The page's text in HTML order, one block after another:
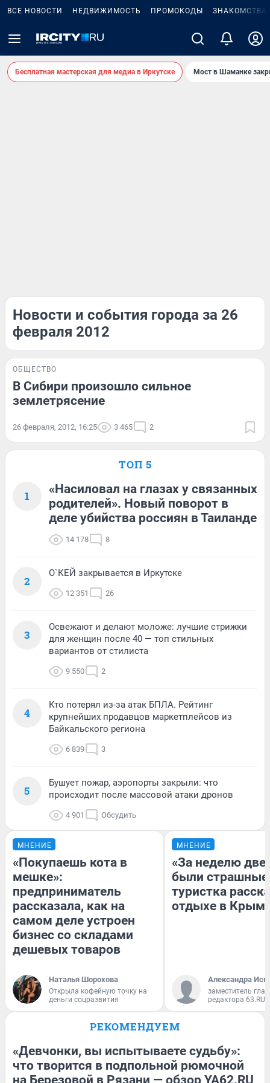
ВСЕ НОВОСТИ НЕДВИЖИМОСТЬ ПРОМОКОДЫ ЗНАКОМСТВА
Бесплатная мастерская для медиа в Иркутске Мост в Шаманке
Новости и события города за 26
февраля 2012
ОБЩЕСТВО
В Сибири произошло сильное
землетрясение
26 февраля, 2012, 16:25 3 465 2
ТОП 5
1
«Насиловал на глазах у связанных
родителей». Новый поворот в
деле убийства россиян в Таиланде
14 178 8
2
О`КЕЙ закрывается в Иркутске
12 351 26
3
Освежают и делают моложе: лучшие стрижки
для женщин после 40 — топ стильных
вариантов от стилиста
9 550 2
4
Кто потерял из-за атак БПЛА. Рейтинг
крупнейших продавцов маркетплейсов из
Байкальского региона
6 839 3
5
Бушует пожар, аэропорты закрыли: что
происходит после массовой атаки дронов
4 901 Обсудить
МНЕНИЕ
«Покупаешь кота в
мешке»:
предприниматель
рассказала, как на
самом деле устроен
бизнес со складами
дешевых товаров
Наталья Шорохова
Открыла кофейную точку на
деньги соцразвития
МНЕНИЕ
«За неделю две
были
туристка
отдыхе в
Александра
заместитель
редактора 63.RU
РЕКОМЕНДУЕМ
«Девчонки, вы испытываете судьбу»:
что творится в подпольной рюмочной
на Березовой в Рязани — обзор YA62.RU